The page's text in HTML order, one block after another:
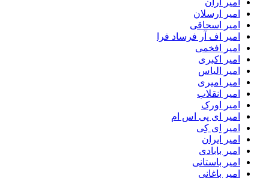
امیر ارسلان
امیر اسحاقی
امیر اف آر فرساد فرا
امیر افخمی
امیر اکبری
امیر الیاس
امیر امیری
امیر انقلاب
امیر اورک
امیر ای پی اس ام
امیر اِی کِی
امیر ایران
امیر بابادی
امیر باستانی
امیر باغانی